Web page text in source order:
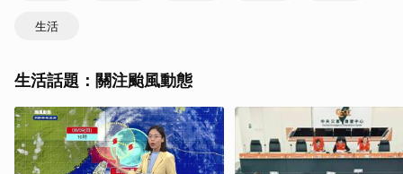
生活
生活話題：關注颱風動態